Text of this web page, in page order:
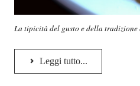
La tipicità del gusto e della
Leggi tutto...